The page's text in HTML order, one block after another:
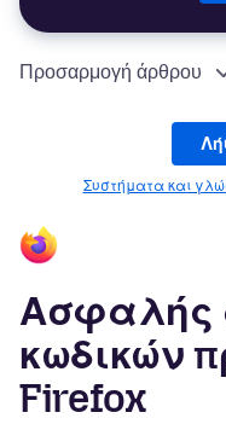
Προσαρμογή άρθρου
Συστήματα και
Ασφαλής
κωδικών
Firefox